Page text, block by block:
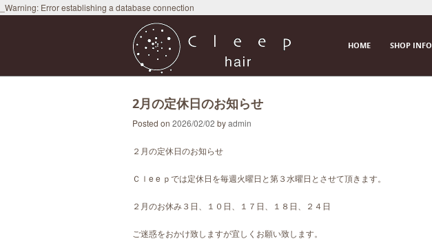
_Warning: Error establishing a database connection
SKIP TO CONTENT
HOME SHOP INFO
2月の定休日のお知らせ
Posted on 2026/02/02 byadmin
２月の定休日のお知らせ
Ｃｌe e ｐでは定休日を毎週火曜日と第３水曜日とさせて頂きます。
２月のお休み３日、１０日、１７日、１８日、２４日
ご迷惑をおかけ致しますが宜しくお願い致します。